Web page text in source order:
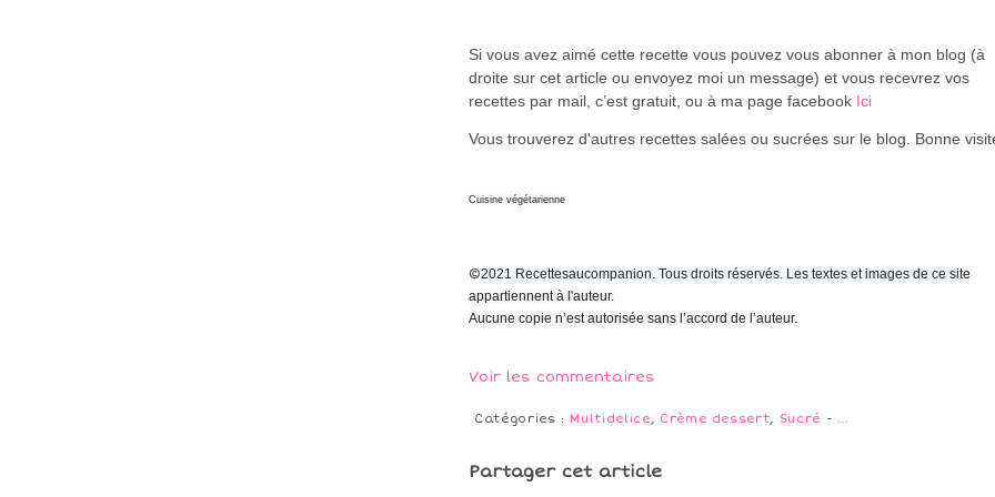
Si vous avez aimé cette recette vous pouvez vous abonner à mon blog (à
droite sur cet article ou envoyez moi un message) et vous recevrez vos
recettes par mail, c’est gratuit , ou à ma page facebook Ici
Vous trouverez d'autres recettes salées ou sucrées sur le blog. Bonne
Cuisine végétarienne
©2021 Recettesaucompanion. Tous droits réservés. Les textes et images de ce site
appartiennent à l'auteur.
Aucune copie n’est autorisée sans l’accord de l’auteur.
Voir les commentaires
Catégories : Multidelice, Crème dessert, Sucré - …
Partager cet article